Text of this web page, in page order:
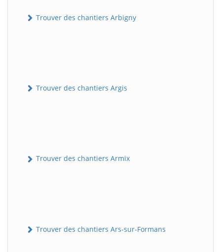
Trouver des chantiers Arbigny
Trouver des chantiers Argis
Trouver des chantiers Armix
Trouver des chantiers Ars-sur-Formans